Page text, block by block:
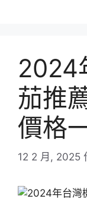
2024
茄推
價格
12 2 月, 2025